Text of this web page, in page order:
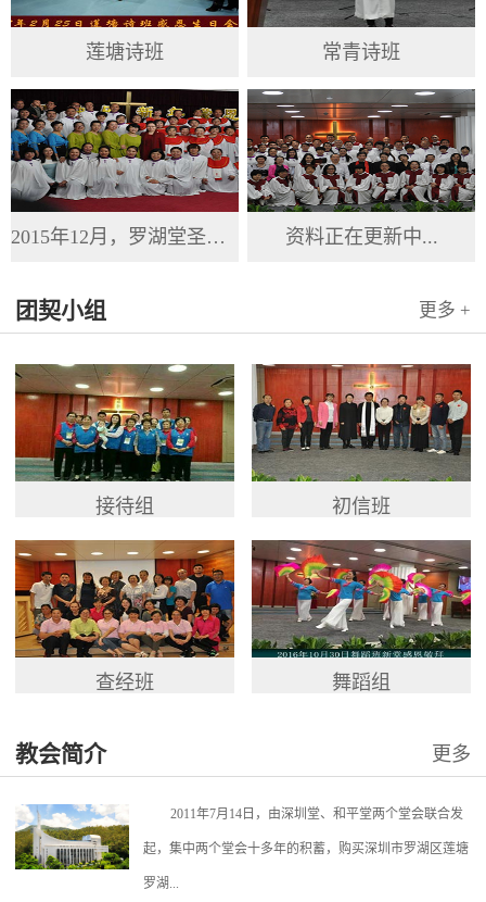
莲塘诗班 常青诗班
2015年12月，罗湖堂圣诞节 资料正在更新中...
团契小组 更多 +
接待组 初信班
查经班 舞蹈组
教会简介 更多
2011年7月14日，由深圳堂、和平堂两个堂会联合发
起，集中两个堂会十多年的积蓄，购买深圳市罗湖区莲塘
罗湖...